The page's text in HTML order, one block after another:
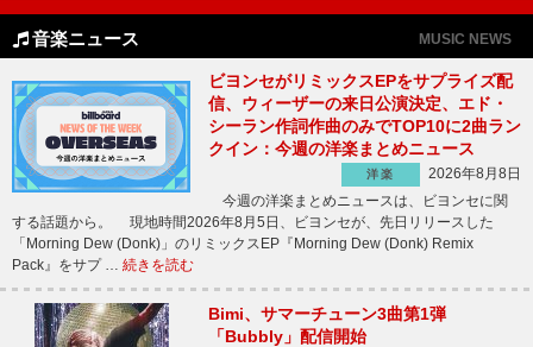
音楽ニュース MUSIC NEWS
ビヨンセがリミックスEPをサプライズ配
信、ウィーザーの来日公演決定、エド・
シーラン作詞作曲のみでTOP10に2曲ラン
クイン：今週の洋楽まとめニュース
洋楽
2026年8月8日
今週の洋楽まとめニュースは、ビヨンセに関
する話題から。 現地時間2026年8月5日、ビヨンセが、先日リリースした
「Morning Dew (Donk)」のリミックスEP『Morning Dew (Donk) Remix
Pack』をサプ … 続きを読む
Bimi、サマーチューン3曲第1弾
「Bubbly」配信開始